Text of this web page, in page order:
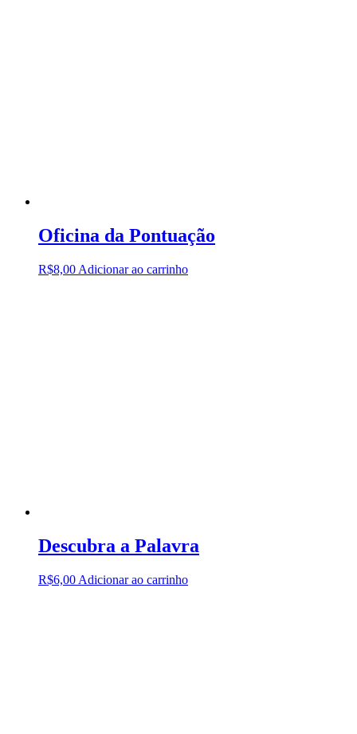
Oficina da Pontuação
R$8,00 Adicionar ao carrinho
Descubra a Palavra
R$6,00 Adicionar ao carrinho